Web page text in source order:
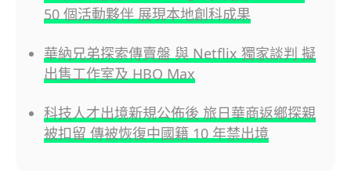
50 個活動夥伴 展現本地創科成果
華納兄弟探索傳賣盤 與 Netflix 獨家談判 擬
出售工作室及 HBO Max
科技人才出境新規公佈後 旅日華商返鄉探親
被扣留 傳被恢復中國籍 10 年禁出境